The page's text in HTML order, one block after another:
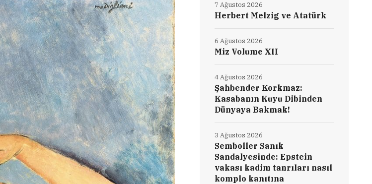
Herbert Melzig ve Atatürk
7 Ağustos 2026
Miz Volume XII
6 Ağustos 2026
Şahbender Korkmaz:
Kasabanın Kuyu Dibinden
Dünyaya Bakmak!
4 Ağustos 2026
Semboller Sanık
Sandalyesinde: Epstein
vakası kadim tanrıları nasıl
komplo kanıtına
3 Ağustos 2026